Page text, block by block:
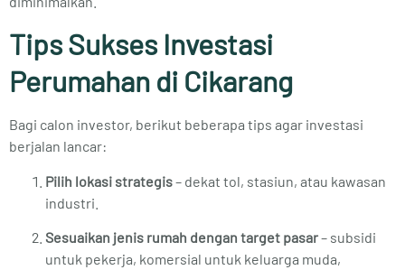
Tips Sukses Investasi
Perumahan di Cikarang
Bagi calon investor, berikut beberapa tips agar investasi
berjalan lancar:
Pilih lokasi strategis– dekat tol, stasiun, atau kawasan
industri.
Sesuaikan jenis rumah dengan target pasar– subsidi
untuk pekerja, komersial untuk keluarga muda,